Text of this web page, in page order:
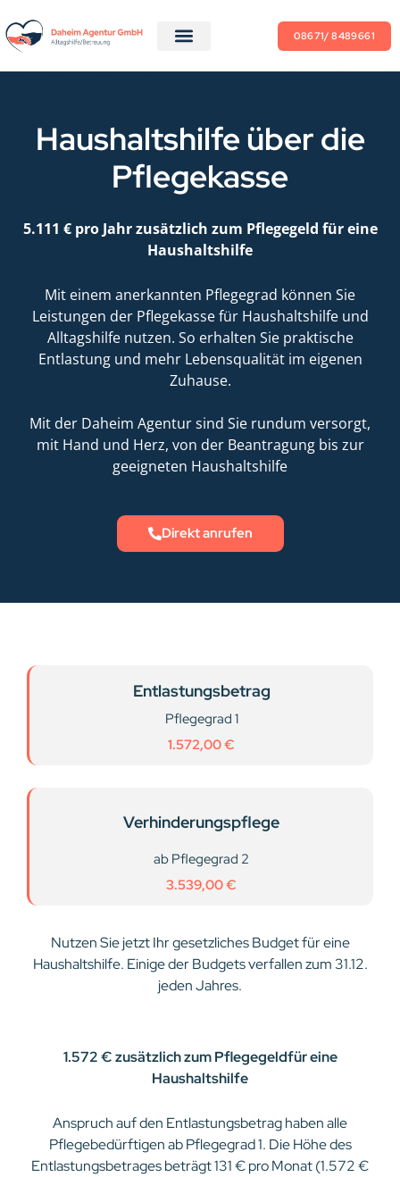
08671/ 8489661
Haushaltshilfe über die
Pflegekasse
5.111 € pro Jahr zusätzlich zum Pflegegeld für eine
Haushaltshilfe
Mit einem anerkannten Pflegegrad können Sie
Leistungen der Pflegekasse für Haushaltshilfe und
Alltagshilfe nutzen. So erhalten Sie praktische
Entlastung und mehr Lebensqualität im eigenen
Zuhause.
Mit der Daheim Agentur sind Sie rundum versorgt,
mit Hand und Herz, von der Beantragung bis zur
geeigneten Haushaltshilfe
Direkt anrufen
Entlastungsbetrag
Pflegegrad 1
1.572,00 €
Verhinderungspflege
ab Pflegegrad 2
3.539,00 €
Nutzen Sie jetzt Ihr gesetzliches Budget für eine
Haushaltshilfe. Einige der Budgets verfallen zum 31.12.
jeden Jahres.
1.572 € zusätzlich zum Pflegegeldfür eine
Haushaltshilfe
Anspruch auf den Entlastungsbetrag haben alle
Pflegebedürftigen ab Pflegegrad 1. Die Höhe des
Entlastungsbetrages beträgt 131 € pro Monat (1.572 €